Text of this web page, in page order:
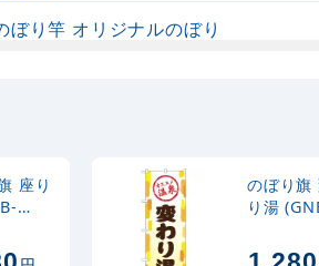
ぼり竿 オリジナルのぼり
マルチのぼりスタンド
座り
のぼり旗
り湯